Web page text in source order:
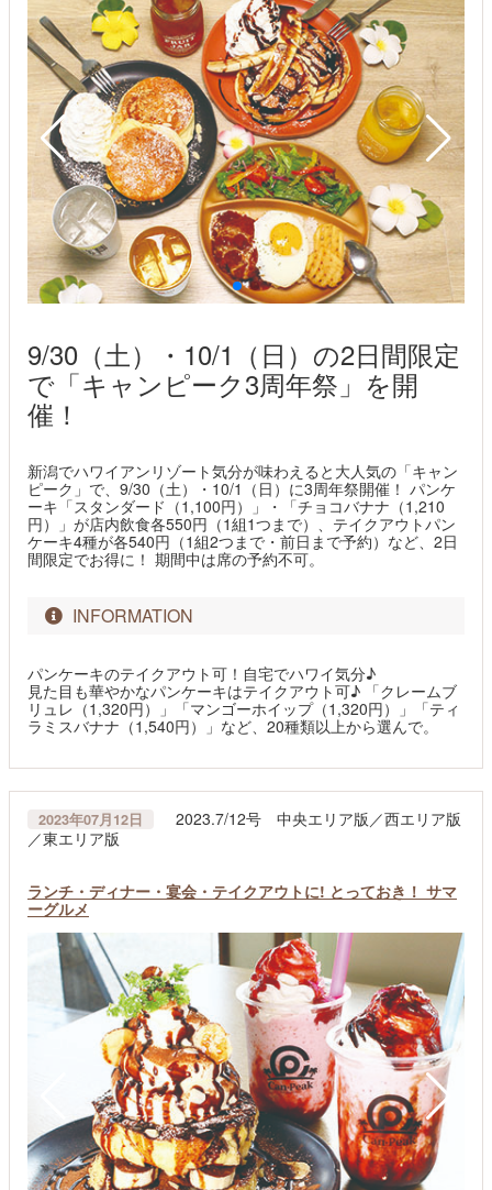
9/30（土）・10/1（日）の2日間限定
で「キャンピーク3周年祭」を開
催！
新潟でハワイアンリゾート気分が味わえると大人気の「キャン
ピーク」で、9/30（土）・10/1（日）に3周年祭開催！ パンケ
ーキ「スタンダード（1,100円）」・「チョコバナナ（1,210
円）」が店内飲食各550円（1組1つまで）、テイクアウトパン
ケーキ4種が各540円（1組2つまで・前日まで予約）など、2日
間限定でお得に！ 期間中は席の予約不可。
INFORMATION
パンケーキのテイクアウト可！自宅でハワイ気分♪
見た目も華やかなパンケーキはテイクアウト可♪ 「クレームブ
リュレ（1,320円）」「マンゴーホイップ（1,320円）」「ティ
ラミスバナナ（1,540円）」など、20種類以上から選んで。
2023年07月12日
2023.7/12号 中央エリア版／西エリア版
／東エリア版
ランチ・ディナー・宴会・テイクアウトに! とっておき！ サマ
ーグルメ